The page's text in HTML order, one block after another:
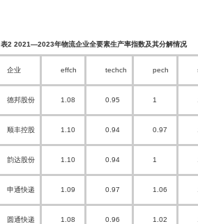
表2 2021—2023年物流企业全要素生产率指数及其分解情况
企业 effch techch pech
德邦股份 1.08 0.95 1
顺丰控股 1.10 0.94 0.97
韵达股份 1.10 0.94 1
申通快递 1.09 0.97 1.06
圆通快递 1.08 0.96 1.02